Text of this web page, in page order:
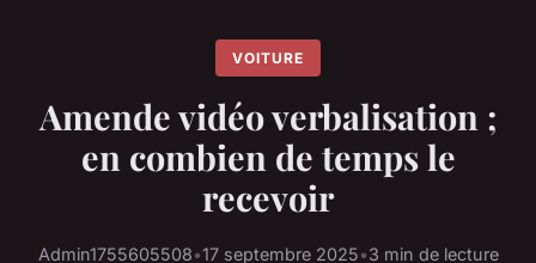
VOITURE
Amende vidéo verbalisation ;
en combien de temps le
recevoir
Admin1755605508•17 septembre 2025•3 min de lecture